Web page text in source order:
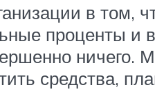
в том,
проценты и
ничего.
средства,